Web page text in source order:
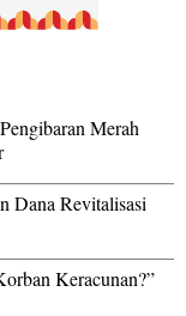
Merah
Dana Revitalisasi
Keracunan?”